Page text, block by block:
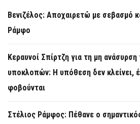
Βενιζέλος: Αποχαιρετώ με σεβασμό
Ράμφο
Κεραυνοί Σπίρτζη για τη μη
υποκλοπών: Η υπόθεση δεν κλείνει,
φοβούνται
Στέλιος Ράμφος: Πέθανε ο